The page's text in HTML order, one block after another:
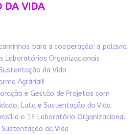
DA VIDA
para a cooperação: a palavra
Laboratórios Organizacionais
da Vida
Agrária!!!
e Gestão de Projetos com
Luta e Sustentação da Vida
o 1º Laboratório Organizacional
da Vida